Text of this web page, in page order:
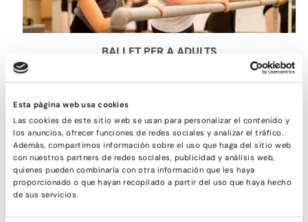
Esta página web usa cookies
Las cookies de este sitio web se usan para personalizar el contenido y
los anuncios, ofrecer funciones de redes sociales y analizar el tráfico.
Además, compartimos información sobre el uso que haga del sitio web
con nuestros partners de redes sociales, publicidad y análisis web,
quienes pueden combinarla con otra información que les haya
proporcionado o que hayan recopilado a partir del uso que haya hecho
de sus servicios.
BALLET PER A ADULTS